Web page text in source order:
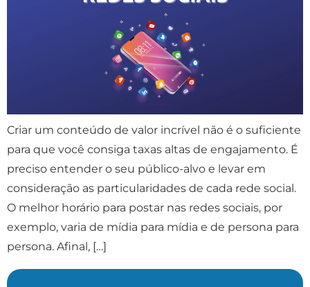
Criar um conteúdo de valor incrível não é o suficiente
para que você consiga taxas altas de engajamento. É
preciso entender o seu público-alvo e levar em
consideração as particularidades de cada rede social.
O melhor horário para postar nas redes sociais, por
exemplo, varia de mídia para mídia e de persona para
persona. Afinal, […]
→